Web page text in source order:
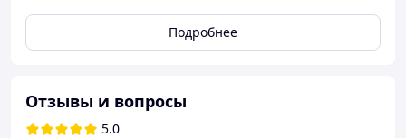
Подробнее
Отзывы и вопросы
5.0